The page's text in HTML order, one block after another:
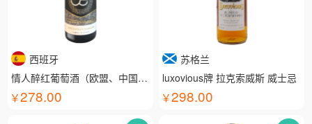
西班牙
情人醉红葡萄酒（欧盟、中国有机认证）
278.00
苏格兰
luxovious牌 拉克索威斯 威士忌
298.00